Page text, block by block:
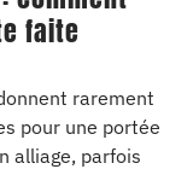
faite
rarement
pour une portée
alliage, parfois